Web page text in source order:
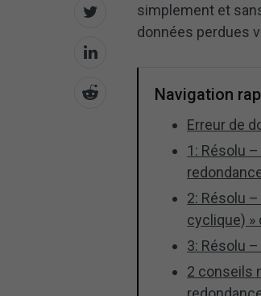
simplement et
données perdues
Navigation
Erreur de
1: Résolu
2: Résolu
cyclique) »
3: Résolu
2 conseils